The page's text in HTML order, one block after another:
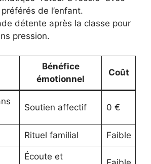
de l’enfant.
détente après la classe pour
pression.
Bénéfice
émotionnel
Coût
Soutien affectif 0 €
Rituel familial Faible
Écoute et